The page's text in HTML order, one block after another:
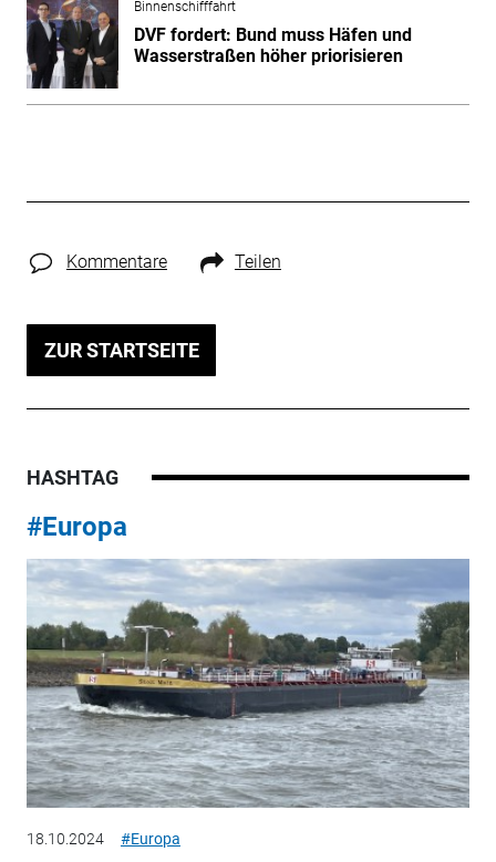
Binnenschifffahrt
DVF fordert: Bund muss Häfen und
Wasserstraßen höher priorisieren
Kommentare Teilen
ZUR STARTSEITE
HASHTAG
#Europa
18.10.2024 #Europa